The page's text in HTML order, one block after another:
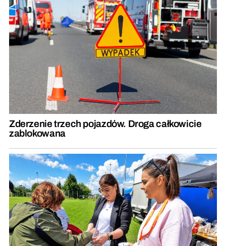
Zderzenie trzech pojazdów. Droga całkowicie
zablokowana